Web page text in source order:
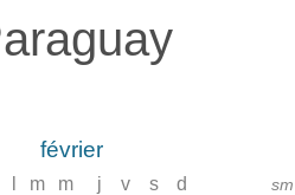
février
m m j v s d sm